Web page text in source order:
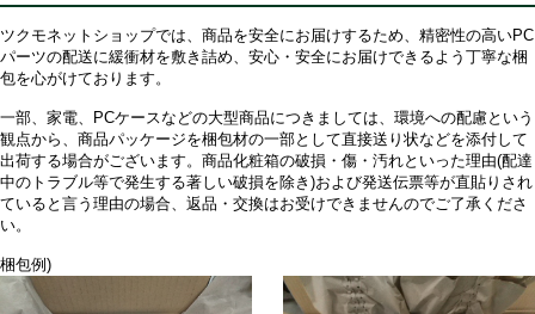
ツクモネットショップでは、商品を安全にお届けするため、精密性の高いPC
パーツの配送に緩衝材を敷き詰め、安心・安全にお届けできるよう丁寧な梱
包を心がけております。
一部、家電、PCケースなどの大型商品につきましては、環境への配慮という
観点から、商品パッケージを梱包材の一部として直接送り状などを添付して
出荷する場合がございます。商品化粧箱の破損・傷・汚れといった理由(配達
中のトラブル等で発生する著しい破損を除き)および発送伝票等が直貼りされ
ていると言う理由の場合、返品・交換はお受けできませんのでご了承くださ
い。
梱包例)